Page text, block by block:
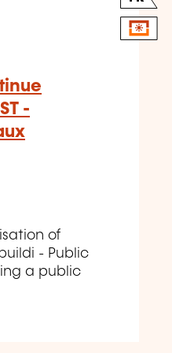
-
of
- Public
a public